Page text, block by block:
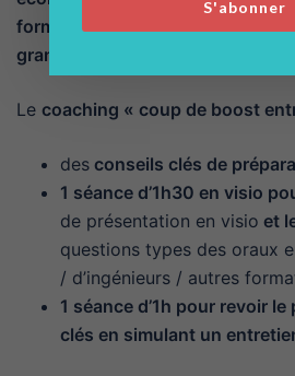
formatrice en communication –
grandes écoles
Le coaching « coup de boost
des conseils clés de
1 séance d’1h30 en visio
de présentation en visio et
questions types des oraux
/ d’ingénieurs / autres
1 séance d’1h pour revoir
clés en simulant un
S'abonner